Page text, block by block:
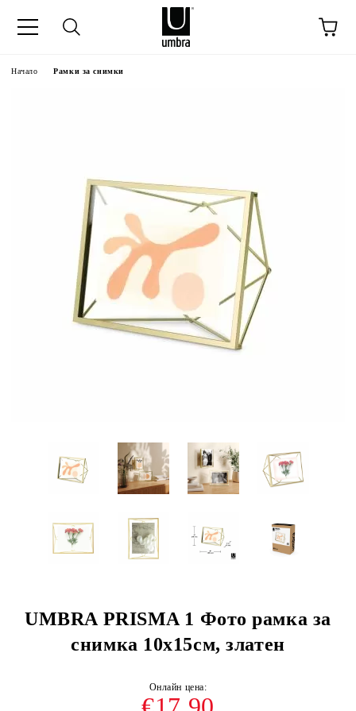
Начало Рамки за снимки
UMBRA PRISMA 1 Фото рамка за
снимка 10х15см, златен